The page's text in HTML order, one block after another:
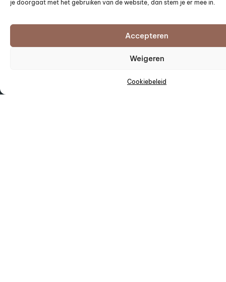
je doorgaat met het gebruiken van de website, dan stem je er mee in.
Accepteren
Weigeren
Cookiebeleid
Stel nu samen